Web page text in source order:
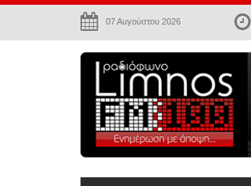
07 Αυγούστου 2026